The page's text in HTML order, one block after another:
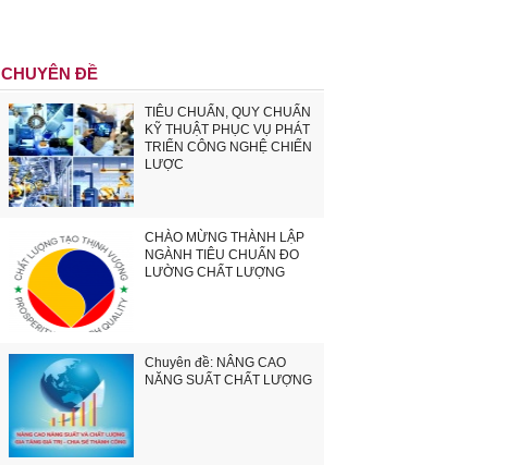
CHUYÊN ĐỀ
TIÊU CHUẨN, QUY CHUẨN
KỸ THUẬT PHỤC VỤ PHÁT
TRIỂN CÔNG NGHỆ CHIẾN
LƯỢC
CHÀO MỪNG THÀNH LẬP
NGÀNH TIÊU CHUẨN ĐO
LƯỜNG CHẤT LƯỢNG
Chuyên đề: NÂNG CAO
NĂNG SUẤT CHẤT LƯỢNG